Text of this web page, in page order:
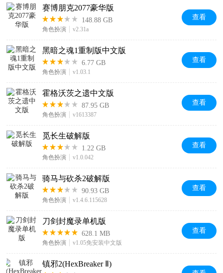
赛博朋克2077豪华版
148.88 GB
角色扮演 v2.31a
查看
黑暗之魂1重制版中文版
6.77 GB
角色扮演 v1.03.1
查看
霍格沃茨之遗中文版
87.95 GB
角色扮演 v1613387
查看
觅长生破解版
1.22 GB
角色扮演 v1.0.042
查看
骑马与砍杀2破解版
90.93 GB
角色扮演 v1.4.6.115628
查看
刀剑封魔录单机版
628.1 MB
角色扮演 v1.05免安装中文版
查看
镇邪2(HexBreaker Ⅱ)